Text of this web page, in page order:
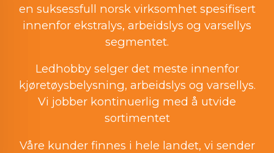
en suksessfull norsk virksomhet spesifisert
innenfor ekstralys, arbeidslys og varsellys
segmentet.
Ledhobby selger det meste innenfor
kjøretøysbelysning, arbeidslys og varsellys.
Vi jobber kontinuerlig med å utvide
sortimentet
Våre kunder finnes i hele landet, vi sender